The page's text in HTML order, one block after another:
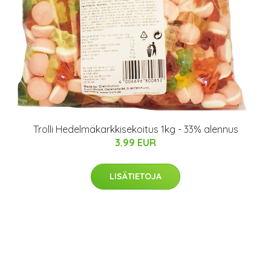
Trolli Hedelmäkarkkisekoitus 1kg - 33% alennus
3.99 EUR
LISÄTIETOJA